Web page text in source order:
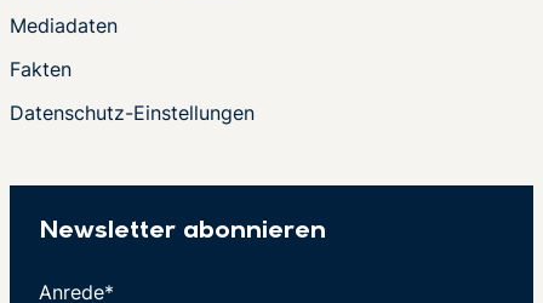
Mediadaten
Fakten
Datenschutz-Einstellungen
Newsletter abonnieren
Anrede*